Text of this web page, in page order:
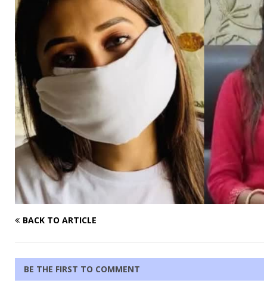
BACK TO ARTICLE
BE THE FIRST TO COMMENT